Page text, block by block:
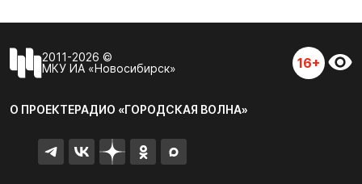
2011-2026 ©
МКУ ИА «Новосибирск»
16+
О ПРОЕКТЕРАДИО «ГОРОДСКАЯ ВОЛНА»